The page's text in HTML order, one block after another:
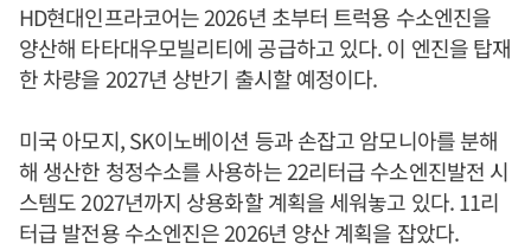
HD현대인프라코어는 2026년 초부터 트럭용 수소엔진을
양산해 타타대우모빌리티에 공급하고 있다. 이 엔진을 탑재
한 차량을 2027년 상반기 출시할 예정이다.
미국 아모지, SK이노베이션 등과 손잡고 암모니아를 분해
해 생산한 청정수소를 사용하는 22리터급 수소엔진발전 시
스템도 2027년까지 상용화할 계획을 세워놓고 있다. 11리
터급 발전용 수소엔진은 2026년 양산 계획을 잡았다.